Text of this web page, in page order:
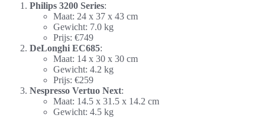
Philips 3200 Series:
Maat: 24 x 37 x 43 cm
Gewicht: 7.0 kg
Prijs: €749
DeLonghi EC685:
Maat: 14 x 30 x 30 cm
Gewicht: 4.2 kg
Prijs: €259
Nespresso Vertuo Next:
Maat: 14.5 x 31.5 x 14.2 cm
Gewicht: 4.5 kg